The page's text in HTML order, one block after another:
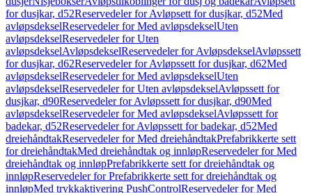
for dusjkar, d52Reservedeler for Avløpsett for dusjkar, d52Med
avløpsdekselReservedeler for Med avløpsdekselUten
avløpsdekselReservedeler for Uten
avløpsdekselAvløpsdekselReservedeler for AvløpsdekselAvløpssett
for dusjkar, d62Reservedeler for Avløpssett for dusjkar, d62Med
avløpsdekselReservedeler for Med avløpsdekselUten
avløpsdekselReservedeler for Uten avløpsdekselAvløpssett for
dusjkar, d90Reservedeler for Avløpssett for dusjkar, d90Med
avløpsdekselReservedeler for Med avløpsdekselAvløpssett for
badekar, d52Reservedeler for Avløpssett for badekar, d52Med
dreiehåndtakReservedeler for Med dreiehåndtakPrefabrikkerte sett
for dreiehåndtakMed dreiehåndtak og innløpReservedeler for Med
dreiehåndtak og innløpPrefabrikkerte sett for dreiehåndtak og
innløpReservedeler for Prefabrikkerte sett for dreiehåndtak og
innløpMed trykkaktivering PushControlReservedeler for Med